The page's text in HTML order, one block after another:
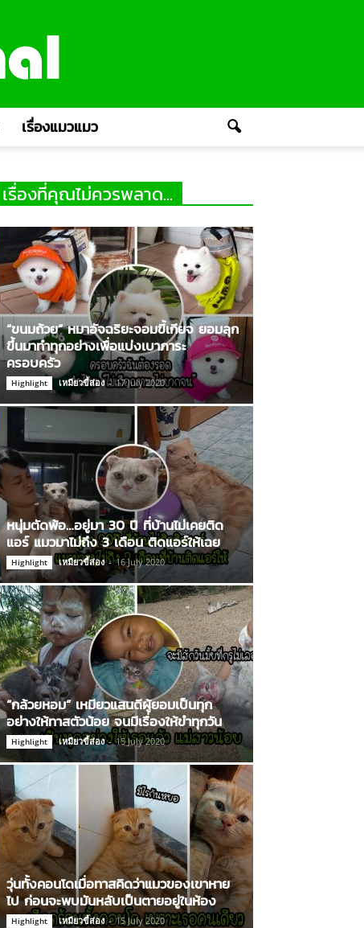
เรื่องแมวแมว
เรื่องที่คุณไม่ควรพลาด...
“ขนมถ้วย” หมาอัจฉริยะจอมขี้เกียจ ยอมลุก
ขึ้นมาทำทุกอย่างเพื่อแบ่งเบาภาระ
ครอบครัว
Highlight เหมียวขี้ส่อง - 17 July 2020
หนุ่มตัดพ้อ…อยู่มา 30 ปี ที่บ้านไม่เคยติด
แอร์ แมวมาไม่ถึง 3 เดือน ติดแอร์ให้เฉย
Highlight เหมียวขี้ส่อง - 16 July 2020
“กล้วยหอม” เหมียวแสนดีผู้ยอมเป็นทุก
อย่างให้ทาสตัวน้อย จนมีเรื่องให้ขำทุกวัน
Highlight เหมียวขี้ส่อง - 15 July 2020
วุ่นทั้งคอนโดเมื่อทาสคิดว่าแมวของเขาหาย
ไป ก่อนจะพบมันหลับเป็นตายอยู่ในห้อง
Highlight เหมียวขี้ส่อง - 15 July 2020